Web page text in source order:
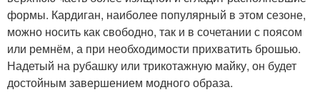
формы. Кардиган, наиболее популярный в этом сезоне,
можно носить как свободно, так и в сочетании с поясом
или ремнём, а при необходимости прихватить брошью.
Надетый на рубашку или трикотажную майку, он будет
достойным завершением модного образа.